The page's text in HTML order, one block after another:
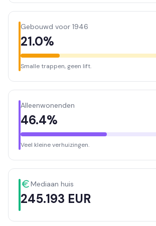
Gebouwd voor 1946
21.0%
Smalle trappen, geen lift.
Alleenwonenden
46.4%
Veel kleine verhuizingen.
Mediaan huis
245.193 EUR